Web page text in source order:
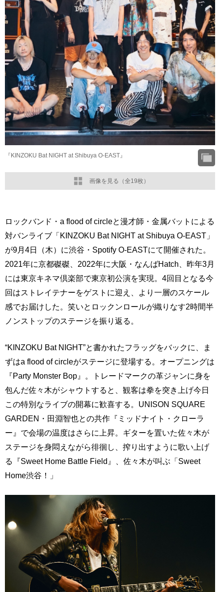
画像を見る（全19枚）
『KINZOKU Bat NIGHT at Shibuya O-EAST』
ロックバンド・a flood of circleと漫才師・金属バットによる
対バンライブ「KINZOKU Bat NIGHT at Shibuya O-EAST」
が9月4日（木）に渋谷・Spotify O-EASTにて開催された。
2021年に京都磔磔、2022年に大阪・なんばHatch、昨年3月
には東京キネマ倶楽部で東京初公演を実現。4回目となる今
回はストレイテナーをゲストに迎え、より一層のスケール
感でお届けした。笑いとロックンロールが織りなす2時間半
ノンストップのステージを振り返る。
“KINZOKU Bat NIGHT”と書かれたフラッグをバックに、ま
ずはa flood of circleがステージに登場する。オープニングは
『Party Monster Bop』。トレードマークの革ジャンに身を
包んだ佐々木がシャウトすると、観客は拳を突き上げ今日
この特別なライブの開幕に歓喜する。UNISON SQUARE
GARDEN・田淵智也との共作『ミッドナイト・クローラ
ー』で会場の温度はさらに上昇。ギターを置いた佐々木が
ステージを身悶えながら徘徊し、搾り出すように歌い上げ
る『Sweet Home Battle Field』、佐々木が叫ぶ「Sweet
Home渋谷！」